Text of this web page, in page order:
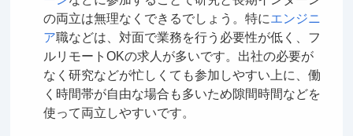
の両立は無理なくできるでしょう。特にエンジニ
ア職などは、対面で業務を行う必要性が低く、フ
ルリモートOKの求人が多いです。出社の必要が
なく研究などが忙しくても参加しやすい上に、働
く時間帯が自由な場合も多いため隙間時間などを
使って両立しやすいです。